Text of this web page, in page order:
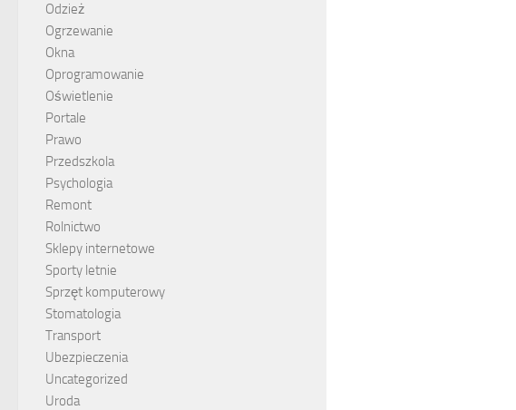
Odzież
Ogrzewanie
Okna
Oprogramowanie
Oświetlenie
Portale
Prawo
Przedszkola
Psychologia
Remont
Rolnictwo
Sklepy internetowe
Sporty letnie
Sprzęt komputerowy
Stomatologia
Transport
Ubezpieczenia
Uncategorized
Uroda